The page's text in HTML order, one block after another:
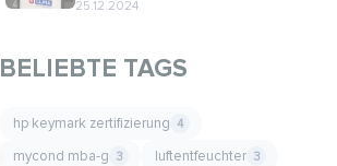
25.12.2024
BELIEBTE TAGS
hp keymark zertifizierung 4
mycond mba-g 3 luftentfeuchter 3